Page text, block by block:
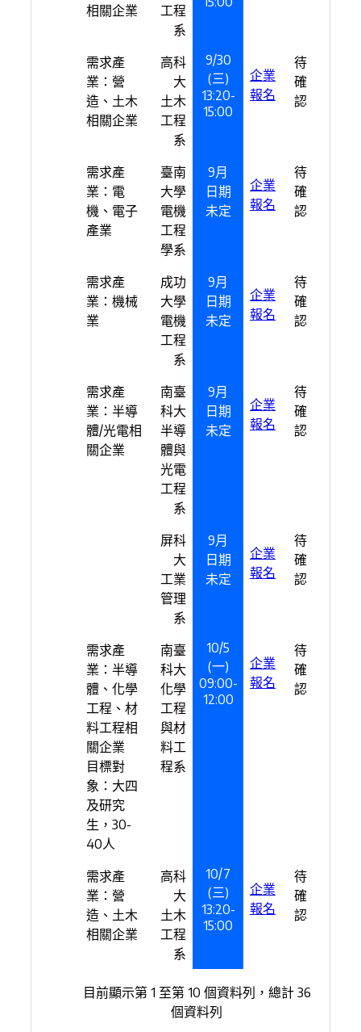
相關企業
工程
系
需求產
業：營
造、土木
相關企業
高科
大
土木
工程
系
9/30
(三)
13:20-
15:00
企業
報名
待
確
認
需求產
業：電
機、電子
產業
臺南
大學
電機
工程
學系
9月
日期
未定
企業
報名
待
確
認
需求產
業：機械
業
成功
大學
電機
工程
系
9月
日期
未定
企業
報名
待
確
認
需求產
業：半導
體/光電相
關企業
南臺
科大
半導
體與
光電
工程
系
9月
日期
未定
企業
報名
待
確
認
屏科
大
工業
管理
系
9月
日期
未定
企業
報名
待
確
認
需求產
業：半導
體、化學
工程、材
料工程相
關企業
目標對
象：大四
及研究
生，30-
40人
南臺
科大
化學
工程
與材
料工
程系
10/5
(一)
09:00-
12:00
企業
報名
待
確
認
需求產
業：營
造、土木
相關企業
高科
大
土木
工程
系
10/7
(三)
13:20-
15:00
企業
報名
待
確
認
目前顯示第 1 至第 10 個資料列，總計 36
個資料列